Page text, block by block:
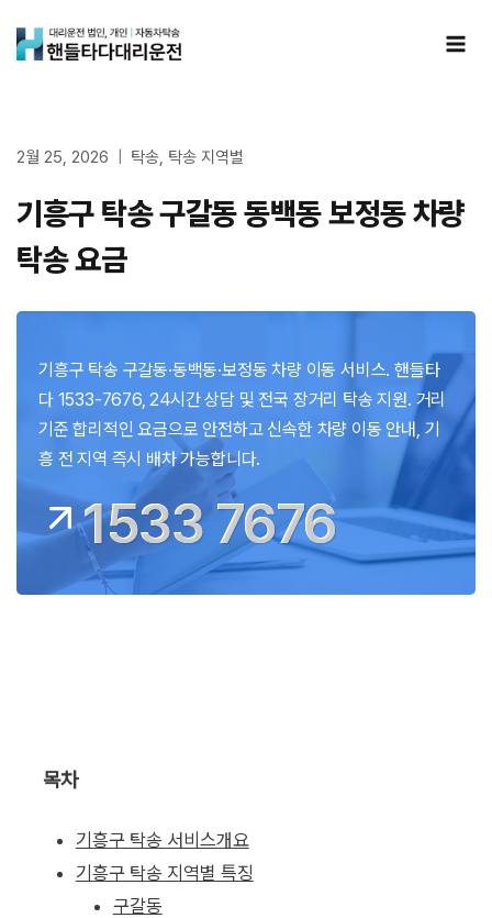
2월 25, 2026 탁송, 탁송 지역별
기흥구 탁송 구갈동 동백동 보정동 차량
탁송 요금
기흥구 탁송 구갈동·동백동·보정동 차량 이동 서비스. 핸들타
다 1533-7676, 24시간 상담 및 전국 장거리 탁송 지원. 거리
기준 합리적인 요금으로 안전하고 신속한 차량 이동 안내, 기
흥 전 지역 즉시 배차 가능합니다.
1533 7676
목차
기흥구 탁송 서비스개요
기흥구 탁송 지역별 특징
구갈동